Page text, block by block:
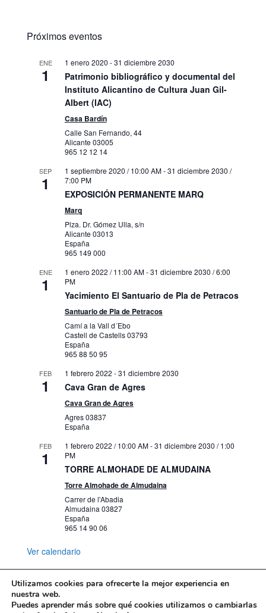
Próximos eventos
ENE
1
1 enero 2020 -31 diciembre 2030
Patrimonio bibliográfico y documental del
Instituto Alicantino de Cultura Juan Gil-
Albert (IAC)
Casa Bardín
Calle San Fernando, 44
Alicante 03005
965 12 12 14
SEP
1
1 septiembre 2020 / 10:00 AM-31 diciembre 2030 /
7:00 PM
EXPOSICIÓN PERMANENTE MARQ
Marq
Plza. Dr. Gómez Ulla, s/n
Alicante 03013
España
965 149 000
ENE
1
1 enero 2022 / 11:00 AM-31 diciembre 2030 / 6:00
PM
Yacimiento El Santuario de Pla de Petracos
Santuario de Pla de Petracos
Camí a la Vall d´Ebo
Castell de Castells03793
España
965 88 50 95
FEB
1
1 febrero 2022 -31 diciembre 2030
Cava Gran de Agres
Cava Gran de Agres
Agres03837
España
FEB
1
1 febrero 2022 / 10:00 AM-31 diciembre 2030 / 1:00
PM
TORRE ALMOHADE DE ALMUDAINA
Torre Almohade de Almudaina
Carrer de l'Abadia
Almudaina 03827
España
965 14 90 06
Ver calendario
Mapa web Política de Privacidad
Utilizamos cookies para ofrecerte la mejor experiencia en
nuestra web.
Puedes aprender más sobre qué cookies utilizamos o cambiarlas